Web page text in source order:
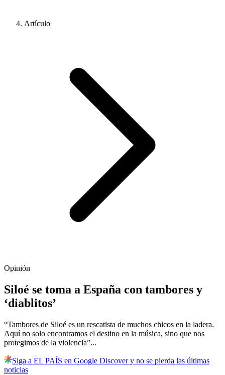
Artículo
Opinión
Siloé se toma a España con tambores y
‘diablitos’
“Tambores de Siloé es un rescatista de muchos chicos en la ladera.
Aquí no solo encontramos el destino en la música, sino que nos
protegimos de la violencia”...
Siga a EL PAÍS en Google Discover y no se pierda las últimas
noticias